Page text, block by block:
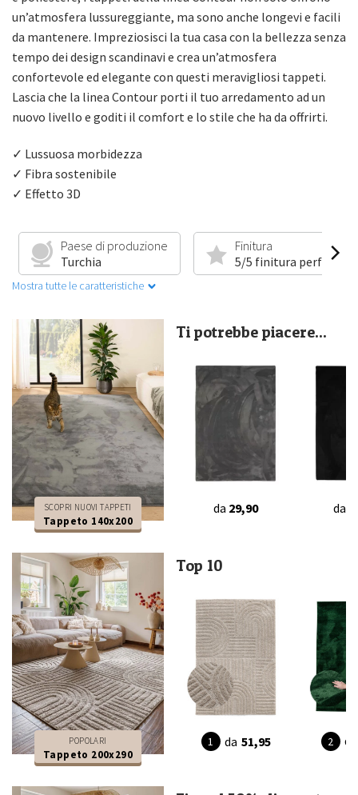
un’atmosfera lussureggiante, ma sono anche longevi e facili
da mantenere. Impreziosisci la tua casa con la bellezza senza
tempo dei design scandinavi e crea un’atmosfera
confortevole ed elegante con questi meravigliosi tappeti.
Lascia che la linea Contour porti il tuo arredamento ad un
nuovo livello e goditi il comfort e lo stile che ha da offrirti.
✓ Lussuosa morbidezza
✓ Fibra sostenibile
✓ Effetto 3D
Paese di produzione
Turchia
Finitura
5/5 finitura perfetta
Mostra tutte le caratteristiche
SCOPRI NUOVI TAPPETI
Tappeto 140x200
Ti potrebbe piacere...
da 29,90 da
POPOLARI
Tappeto 200x290
Top 10
da 51,95 da